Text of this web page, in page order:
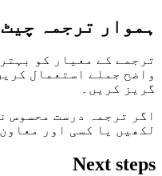
ہموار ترجمہ
ترجمے کے معیار کو
واضح جملے استعمال
گریز کریں۔
اگر ترجمہ درست محسوس
لکھیں یا کسی اور
Next steps